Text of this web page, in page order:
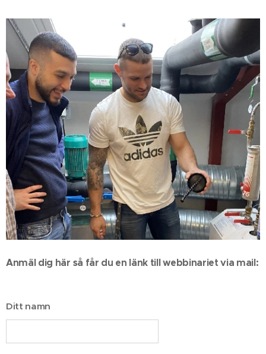
Anmäl dig här så får du en länk till webbinariet via mail:
Ditt namn